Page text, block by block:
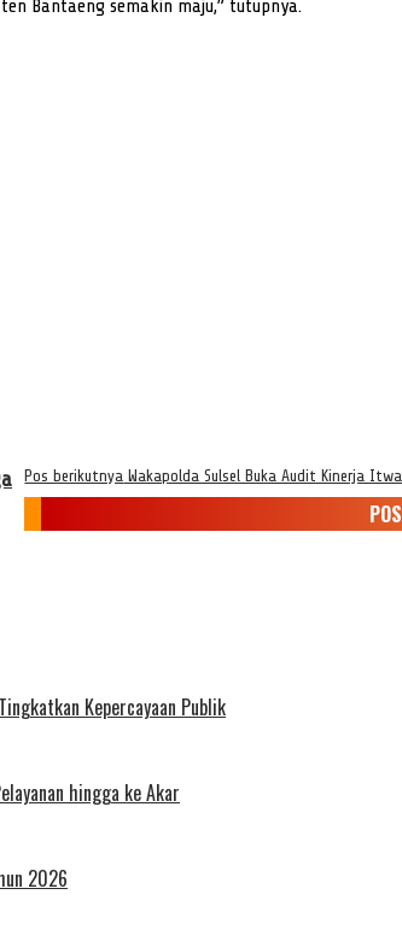
Bantaeng semakin maju,” tutupnya.
Pos berikutnya Wakapolda Sulsel Buka Audit Kinerja
Kepercayaan Publik
hingga ke Akar
2026